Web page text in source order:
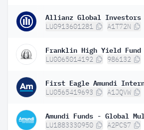
LU0913601281 A1T72N
Franklin High Yield Fund
LU0065014192 986132
LU0565419693 A1JQVW
LU1883330950 A2PCS7